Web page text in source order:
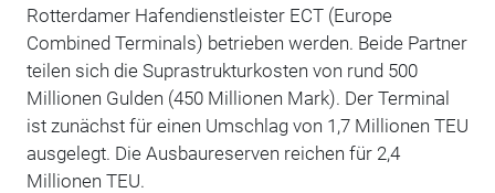
Rotterdamer Hafendienstleister ECT (Europe
Combined Terminals) betrieben werden. Beide Partner
teilen sich die Suprastrukturkosten von rund 500
Millionen Gulden (450 Millionen Mark). Der Terminal
ist zunächst für einen Umschlag von 1,7 Millionen TEU
ausgelegt. Die Ausbaureserven reichen für 2,4
Millionen TEU.